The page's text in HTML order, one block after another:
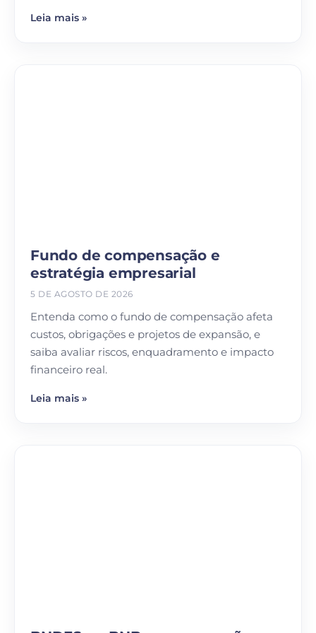
Leia mais »
Fundo de compensação e
estratégia empresarial
5 DE AGOSTO DE 2026
Entenda como o fundo de compensação afeta
custos, obrigações e projetos de expansão, e
saiba avaliar riscos, enquadramento e impacto
financeiro real.
Leia mais »